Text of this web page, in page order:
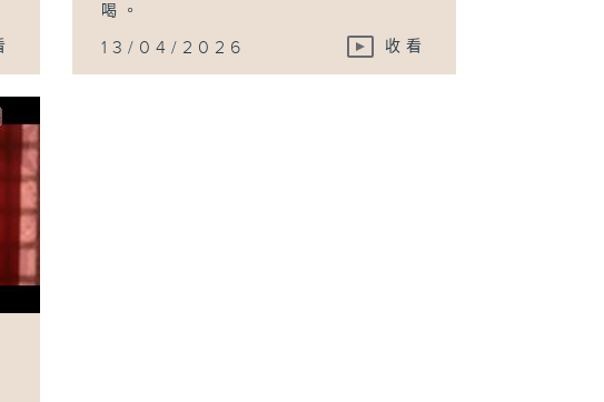
喝。
13/04/2026 收看